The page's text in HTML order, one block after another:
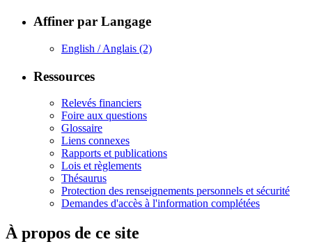
Affiner par Langage
English / Anglais (2)
Ressources
Relevés financiers
Foire aux questions
Glossaire
Liens connexes
Rapports et publications
Lois et règlements
Thésaurus
Protection des renseignements personnels et sécurité
Demandes d'accès à l'information complétées
À propos de ce site